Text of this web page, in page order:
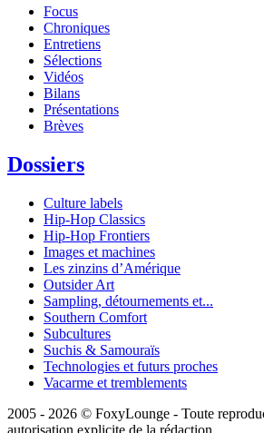
Focus
Chroniques
Entretiens
Sélections
Vidéos
Bilans
Présentations
Brèves
Dossiers
Culture labels
Hip-Hop Classics
Hip-Hop Frontiers
Images et machines
Les zinzins d’Amérique
Outsider Art
Sampling, détournements et...
Southern Comfort
Subcultures
Suchis & Samouraïs
Technologies et futurs proches
Vacarme et tremblements
2005 - 2026 © FoxyLounge - Toute
autorisation explicite de la rédaction